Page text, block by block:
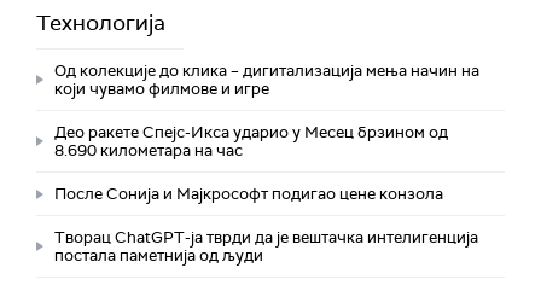
Технологијa
Од колекције до клика – дигитализација мења начин на
који чувамо филмове и игре
Део ракете Спејс-Икса ударио у Месец брзином од
8.690 километара на час
После Сонија и Мајкрософт подигао цене конзола
Творац ChatGPT-ја тврди да је вештачка интелигенција
постала паметнија од људи